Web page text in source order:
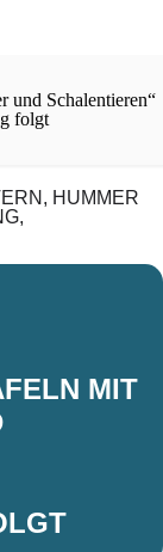
und Schalentieren“
folgt
HUMMER
MIT